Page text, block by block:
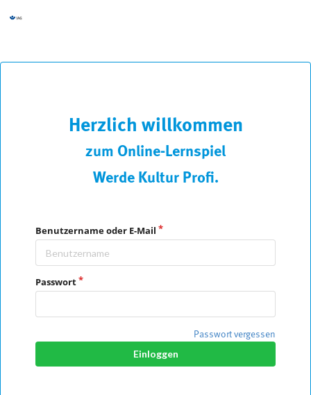
Herzlich willkommen
zum Online-Lernspiel
Werde Kultur Profi.
Benutzername oder E-Mail
Passwort
Passwort vergessen
Einloggen